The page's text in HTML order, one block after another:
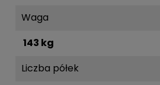
Waga
143 kg
Liczba półek